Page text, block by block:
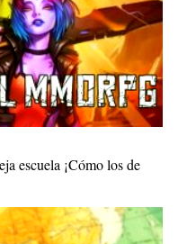
escuela ¡Cómo los de